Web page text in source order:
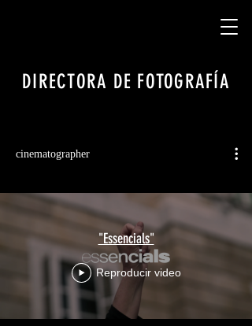
DIRECTORA DE FOTOGRAFÍA
cinematographer
"Essencials"
Reproducir video